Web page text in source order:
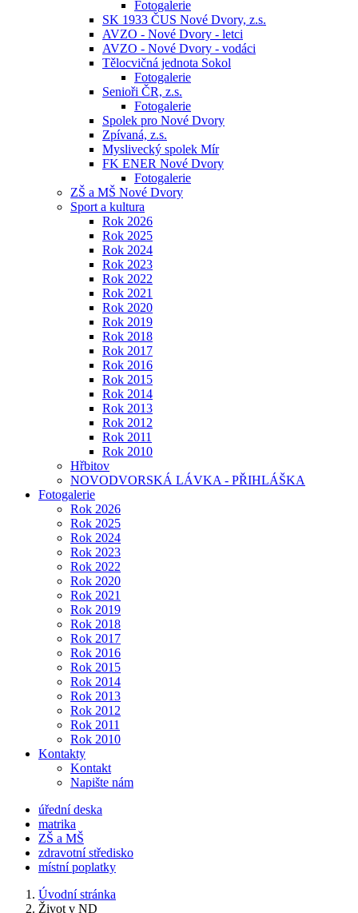
Fotogalerie
SK 1933 ČUS Nové Dvory, z.s.
AVZO - Nové Dvory - letci
AVZO - Nové Dvory - vodáci
Tělocvičná jednota Sokol
Fotogalerie
Senioři ČR, z.s.
Fotogalerie
Spolek pro Nové Dvory
Zpívaná, z.s.
Myslivecký spolek Mír
FK ENER Nové Dvory
Fotogalerie
ZŠ a MŠ Nové Dvory
Sport a kultura
Rok 2026
Rok 2025
Rok 2024
Rok 2023
Rok 2022
Rok 2021
Rok 2020
Rok 2019
Rok 2018
Rok 2017
Rok 2016
Rok 2015
Rok 2014
Rok 2013
Rok 2012
Rok 2011
Rok 2010
Hřbitov
NOVODVORSKÁ LÁVKA - PŘIHLÁŠKA
Fotogalerie
Rok 2026
Rok 2025
Rok 2024
Rok 2023
Rok 2022
Rok 2020
Rok 2021
Rok 2019
Rok 2018
Rok 2017
Rok 2016
Rok 2015
Rok 2014
Rok 2013
Rok 2012
Rok 2011
Rok 2010
Kontakty
Kontakt
Napište nám
úřední deska
matrika
ZŠ a MŠ
zdravotní středisko
místní poplatky
Úvodní stránka
Život v ND